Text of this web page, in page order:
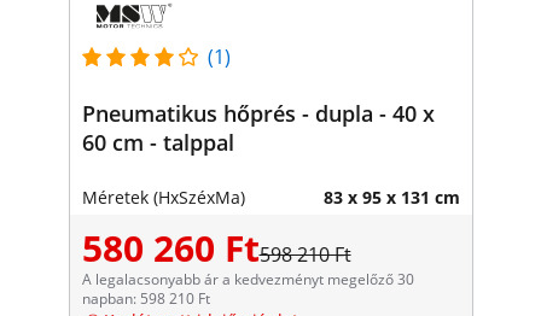
(1)
Pneumatikus hőprés - dupla - 40 x
60 cm - talppal
Méretek (HxSzéxMa) 83 x 95 x 131 cm
580 260 Ft598 210 Ft
A legalacsonyabb ár a kedvezményt megelőző 30
napban: 598 210 Ft